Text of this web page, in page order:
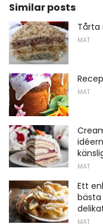
Similar posts
Tårta
MAT
MAT
MAT
Ett
MAT